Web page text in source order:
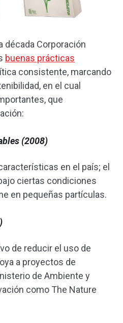
década Corporación
buenas prácticas
consistente, marcando
en el cual
que
(2008)
en el país; el
ciertas condiciones
en pequeñas partículas.
de reducir el uso de
a proyectos de
de Ambiente y
como The Nature